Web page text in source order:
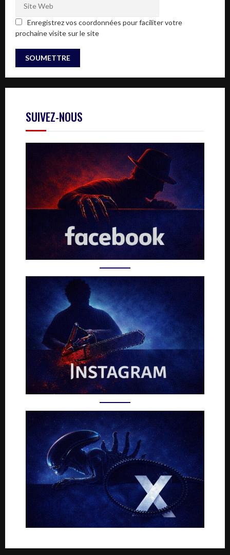
Enregistrez vos coordonnées pour faciliter votre
prochaine visite sur le site
SUIVEZ-NOUS